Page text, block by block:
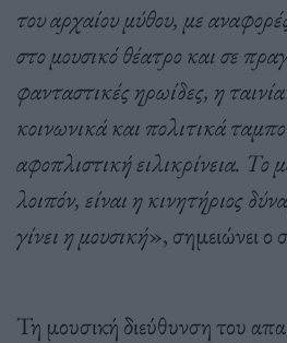
του αρχαίου μύθου, με
στο μουσικό θέατρο και σε
φανταστικές ηρωίδες, η
κοινωνικά και πολιτικά
αφοπλιστική ειλικρίνεια. Το
λοιπόν, είναι η κινητήριος
γίνει η μουσική», σημειώνει ο
Τη μουσική διεύθυνση του